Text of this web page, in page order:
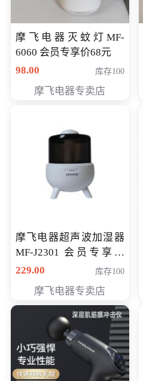
摩飞电器灭蚊灯MF-
6060 会员专享价68元
98.00
库存100
摩飞电器专卖店
摩飞电器超声波加湿器
MF-J2301 会员专享价
168元
229.00 库存100
摩飞电器专卖店